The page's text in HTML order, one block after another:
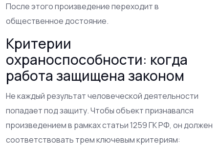
После этого произведение переходит в
общественное достояние.
Критерии
охраноспособности: когда
работа защищена законом
Не каждый результат человеческой деятельности
попадает под защиту. Чтобы объект признавался
произведением в рамках статьи 1259 ГК РФ, он должен
соответствовать трем ключевым критериям: